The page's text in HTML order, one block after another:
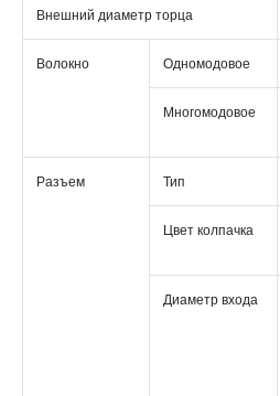
Внешний диаметр торца
Волокно Одномодовое
Многомодовое
Разъем Тип
Цвет колпачка
Диаметр входа